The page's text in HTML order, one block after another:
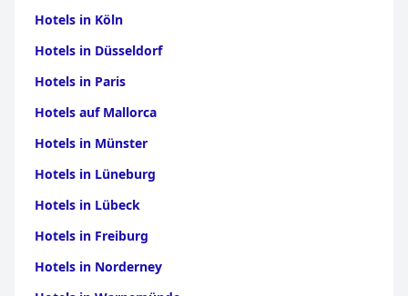
Hotels in Köln
Hotels in Düsseldorf
Hotels in Paris
Hotels auf Mallorca
Hotels in Münster
Hotels in Lüneburg
Hotels in Lübeck
Hotels in Freiburg
Hotels in Norderney